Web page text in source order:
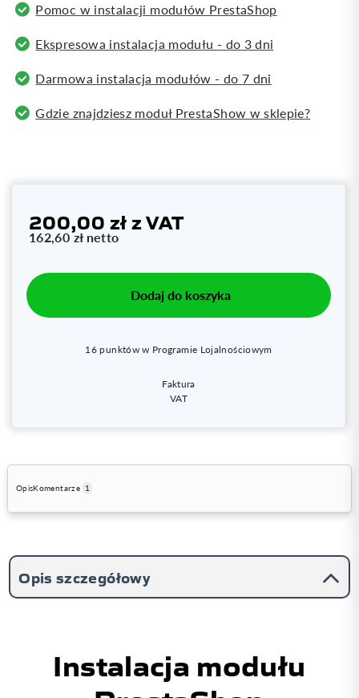
Pomoc w instalacji modułów PrestaShop
Ekspresowa instalacja modułu - do 3 dni
Darmowa instalacja modułów - do 7 dni
Gdzie znajdziesz moduł PrestaShow w sklepie?
200,00 złz VAT
162,60 zł netto
Dodaj do koszyka
16punktów w Programie Lojalnościowym
Faktura
VAT
OpisKomentarze 1
Opis szczegółowy
Instalacja modułu